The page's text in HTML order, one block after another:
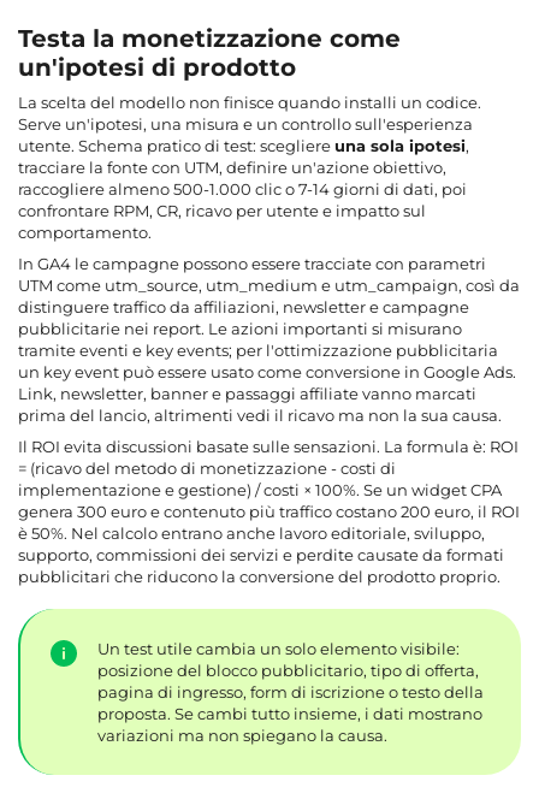
Testa la monetizzazione come
un'ipotesi di prodotto
La scelta del modello non finisce quando installi un codice.
Serve un'ipotesi, una misura e un controllo sull'esperienza
utente. Schema pratico di test: scegliereuna sola ipotesi,
tracciare la fonte con UTM, definire un'azione obiettivo,
raccogliere almeno 500-1.000 clic o 7-14 giorni di dati, poi
confrontare RPM, CR, ricavo per utente e impatto sul
comportamento.
In GA4 le campagne possono essere tracciate con parametri
UTM come utm_source, utm_medium e utm_campaign, così da
distinguere traffico da affiliazioni, newsletter e campagne
pubblicitarie nei report. Le azioni importanti si misurano
tramite eventi e key events; per l'ottimizzazione pubblicitaria
un key event può essere usato come conversione in Google Ads.
Link, newsletter, banner e passaggi affiliate vanno marcati
prima del lancio, altrimenti vedi il ricavo ma non la sua causa.
Il ROI evita discussioni basate sulle sensazioni. La formula è: ROI
= (ricavo del metodo di monetizzazione - costi di
implementazione e gestione) / costi × 100%. Se un widget CPA
genera 300 euro e contenuto più traffico costano 200 euro, il ROI
è 50%. Nel calcolo entrano anche lavoro editoriale, sviluppo,
supporto, commissioni dei servizi e perdite causate da formati
pubblicitari che riducono la conversione del prodotto proprio.
Un test utile cambia un solo elemento visibile:
posizione del blocco pubblicitario, tipo di offerta,
pagina di ingresso, form di iscrizione o testo della
proposta. Se cambi tutto insieme, i dati mostrano
variazioni ma non spiegano la causa.